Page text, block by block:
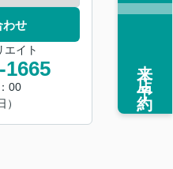
わせ
エイト
1665
00
）
来店予約